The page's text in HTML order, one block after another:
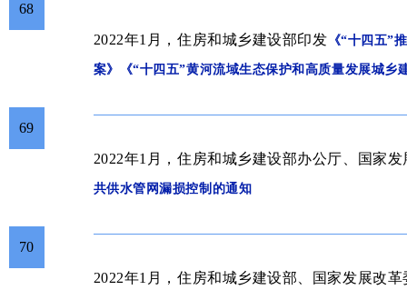
68
2022年1月，住房和城乡建设部印发 《“十四五”
案》《“十四五”黄河流域生态保护和高质量发展城乡
69
2022年1月，住房和城乡建设部办公厅、国家
共供水管网漏损控制的通知
70
2022年1月，住房和城乡建设部、国家发展改革